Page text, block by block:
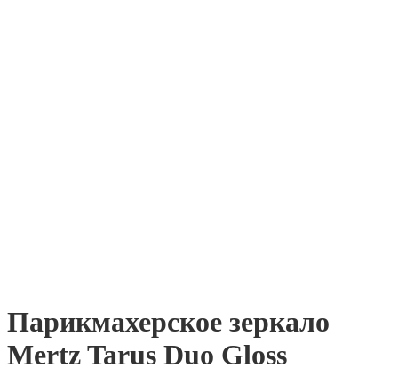
Парикмахерское зеркало
Mertz Tarus Duo Gloss